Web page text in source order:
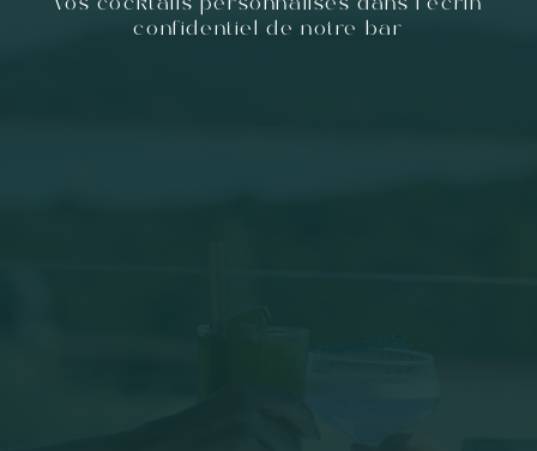
confidentiel de notre bar